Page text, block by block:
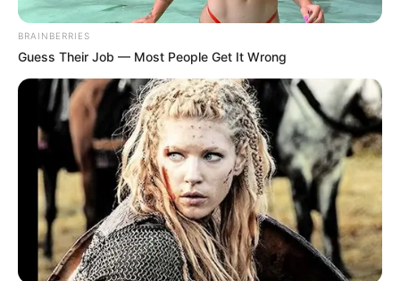
เดือนมีนาคม
วิธี คลายเครียด เธอเป็นคนที่อ่อนไหวและชอบยกหัวใจให้อยู่
ในกำมือของคนอื่น การคาดหวังมากเกินไปอาจทำให้เสียจิต
คิดแล้วก็เครียด การผ่อนคลายของเธออาจจะเป็นการเล่น
ดนตรีหรือไม่ก็วาดภาพ แต่ถ้ามีเวลาสั้นๆ ก็แค่เอาตัวลงไป
จุ่มในน้ำแค่นี้ก็ชื่นใจแล้ว
BRAINBERRIES
Guess Their Job — Most People Get It Wrong